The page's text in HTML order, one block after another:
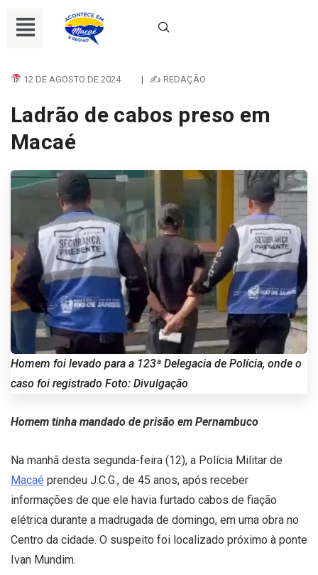
12 DE AGOSTO DE 2024 | ✍ REDAÇÃO
Ladrão de cabos preso em
Macaé
Homem foi levado para a 123ª Delegacia de Polícia, onde o
caso foi registrado Foto: Divulgação
Homem tinha mandado de prisão em Pernambuco
Na manhã desta segunda-feira (12), a Polícia Militar de
Macaé prendeu J.C.G., de 45 anos, após receber
informações de que ele havia furtado cabos de fiação
elétrica durante a madrugada de domingo, em uma obra no
Centro da cidade. O suspeito foi localizado próximo à ponte
Ivan Mundim.